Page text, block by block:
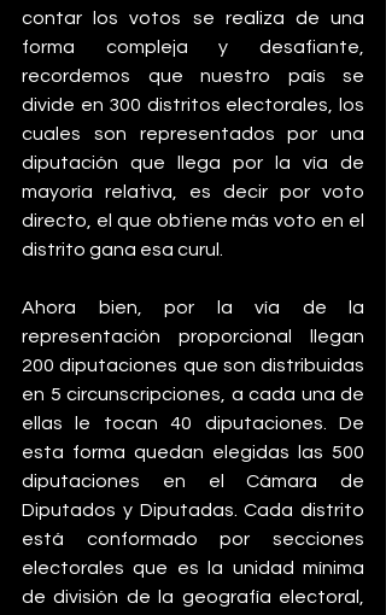
contar los votos se realiza de una
forma compleja y desafiante,
recordemos que nuestro país se
divide en 300 distritos electorales, los
cuales son representados por una
diputación que llega por la vía de
mayoría relativa, es decir por voto
directo, el que obtiene más voto en el
distrito gana esa curul.
Ahora bien, por la vía de la
representación proporcional llegan
200 diputaciones que son distribuidas
en 5 circunscripciones, a cada una de
ellas le tocan 40 diputaciones. De
esta forma quedan elegidas las 500
diputaciones en el Cámara de
Diputados y Diputadas. Cada distrito
está conformado por secciones
electorales que es la unidad mínima
de división de la geografía electoral,